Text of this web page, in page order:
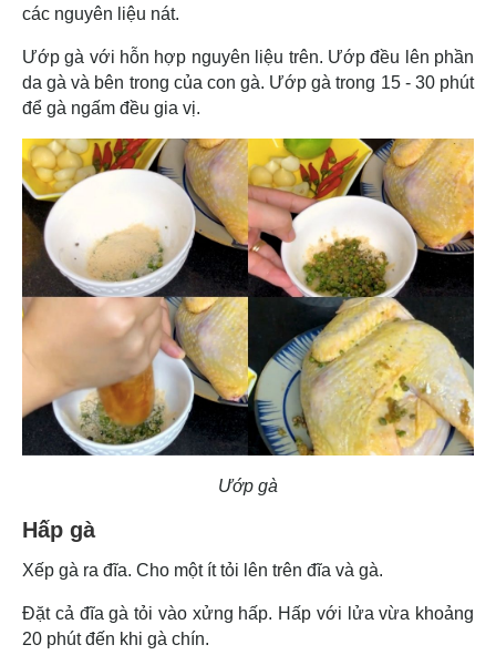
các nguyên liệu nát.
Ướp gà với hỗn hợp nguyên liệu trên. Ướp đều lên phần
da gà và bên trong của con gà. Ướp gà trong 15 - 30 phút
để gà ngấm đều gia vị.
Ướp gà
Hấp gà
Xếp gà ra đĩa. Cho một ít tỏi lên trên đĩa và gà.
Đặt cả đĩa gà tỏi vào xửng hấp. Hấp với lửa vừa khoảng
20 phút đến khi gà chín.